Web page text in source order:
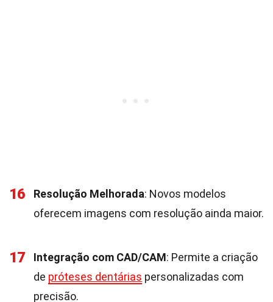
16 Resolução Melhorada: Novos modelos
oferecem imagens com resolução ainda maior.
17 Integração com CAD/CAM: Permite a criação
de próteses dentárias personalizadas com
precisão.